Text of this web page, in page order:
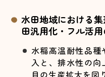
水田地域における
田汎用化・フル活
水稲高温耐性品
入と、排水性の向
目の生産拡大を図